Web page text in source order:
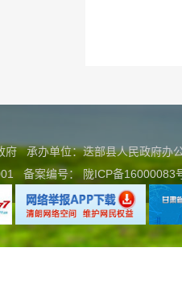
府 承办单位：迭部县人民政府
备案编号： 陇ICP备16000083